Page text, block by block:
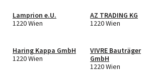
Lamprion e.U.
1220 Wien
AZ TRADING KG
1220 Wien
Haring Kappa GmbH
1220 Wien
VIVRE Bauträger
GmbH
1220 Wien